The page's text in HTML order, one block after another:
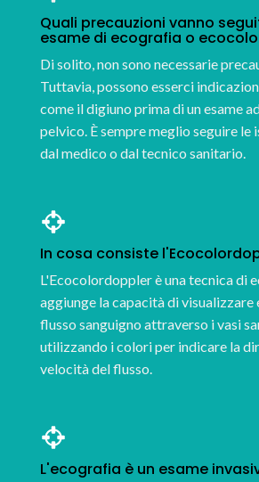
Quali precauzioni vanno
esame di ecografia o
Di solito, non sono necessarie
Tuttavia, possono esserci
come il digiuno prima di un esame
pelvico. È sempre meglio seguire
dal medico o dal tecnico sanitario.
In cosa consiste
L'Ecocolordoppler è una tecnica di
aggiunge la capacità di visualizzare
flusso sanguigno attraverso i vasi
utilizzando i colori per indicare la
velocità del flusso.
L'ecografia è un esame